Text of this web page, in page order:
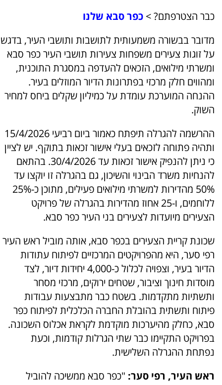
כבר הצטרפתם? > כפר סבא שלנו
מדובר בבשורה משמעותית לתושבות ותושבי העיר, בדגש
על זוגות צעירים משפחות צעירות תושבי העיר כפר סבא
ומשרתי מילואים, הזכאים להעדפה במסגרת התוכנית,
ומהווים חלק מרכזי בפתרונות הדיור המוזלים בעיר.
ההנחה המוערכת עומדת על כמיליון שקלים ביחס למחיר
השוק.
ההרשמה להגרלה תיפתח כאמור ביום רביעי 15/4/2026
ותהיה פתוחה לזכאים בעלי אישור זכאות בתוקף. יש לציין
כי ניתן להנפיק אישור זכאות עד 30/4/2026. בהתאם
להנחיות משרד הבינוי והשיכון, גם בהגרלה זו יוקצו עד
50% מהדירות למשרתי מילואים פעילים, מתוכן כ-25%
ללוחמים, ו-25 אחוז מהדירות בהגרלה של פרויקט
הצעירים מיועדות לצעירים בני העיר כפר סבא.
שכונת קריית הצעירים בכפר סבא, אותה מוביל ראש העיר
רפי סער, היא מהפרויקטים המרכזיים לפיתוח עתודות
הדיור בעיר, וצפויה לכלול כ-4,000 יחידות דיור, לצד
מוסדות חינוך וציבור, שטחים ירוקים, מרכזי מסחר
ותשתיות מתקדמות. בשטח כבר מתבצעות עבודות
פיתוח ותשתית בהובלת החברה הכלכלית לפיתוח כפר
סבא, כחלק מהיערכות מוקדמת לקראת אכלוס השכונה.
בפרויקט התקיימו כבר שתי הגרלות קודמות, וכעת
נפתחת ההגרלה השלישית.
ראש העיר, רפי סער: "כפר סבא ממשיכה להוביל